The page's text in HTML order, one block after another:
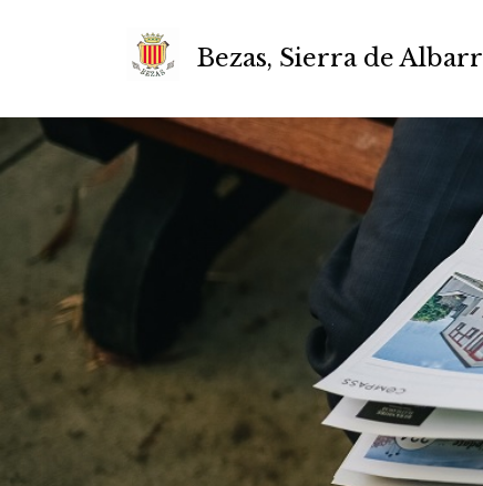
Bezas, Sierra de